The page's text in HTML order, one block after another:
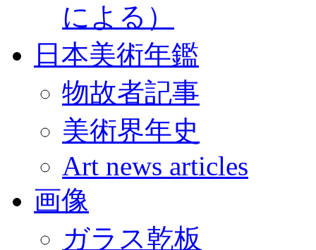
による）
日本美術年鑑
物故者記事
美術界年史
Art news articles
画像
ガラス乾板